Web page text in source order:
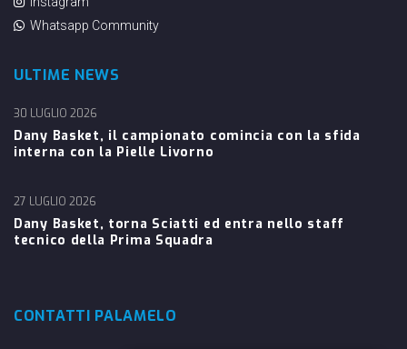
Whatsapp Community
ULTIME NEWS
Dany Basket, il campionato comincia con la sfida
interna con la Pielle Livorno
30 LUGLIO 2026
Dany Basket, torna Sciatti ed entra nello staff
tecnico della Prima Squadra
27 LUGLIO 2026
CONTATTI PALAMELO